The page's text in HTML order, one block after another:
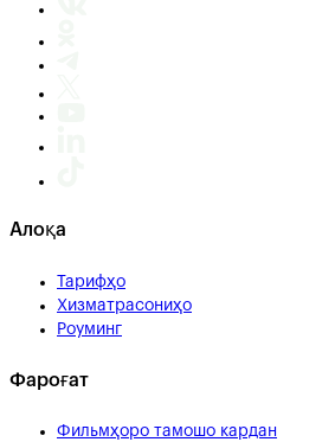
Алоқа
Тарифҳо
Хизматрасониҳо
Роуминг
Фароғат
Фильмҳоро тамошо кардан